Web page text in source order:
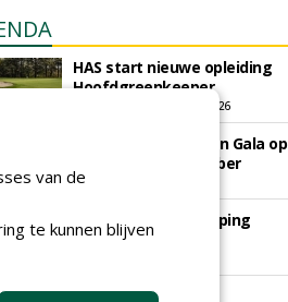
HAS start nieuwe opleiding
Hoofdgreenkeeper
donderdag 24 september 2026
Save the Date: Green Gala op
woensdag 2 december
woensdag 2 december 2026
European Greenkeeping
Summit 2027
van de
te kunnen blijven